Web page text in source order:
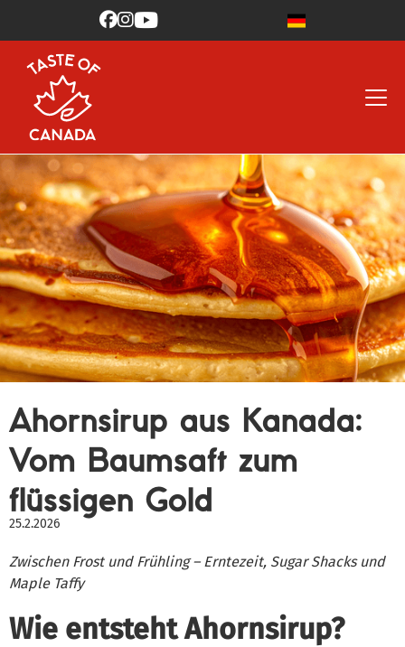

Ahornsirup aus Kanada:
Vom Baumsaft zum
flüssigen Gold
25.2.2026
Zwischen Frost und Frühling – Erntezeit, Sugar Shacks und
Maple Taffy
Wie entsteht Ahornsirup?